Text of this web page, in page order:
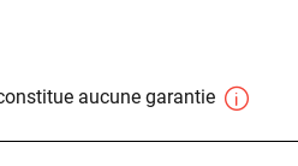
aucune garantie